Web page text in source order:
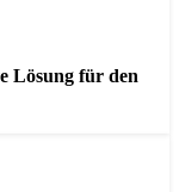
Lösung für den